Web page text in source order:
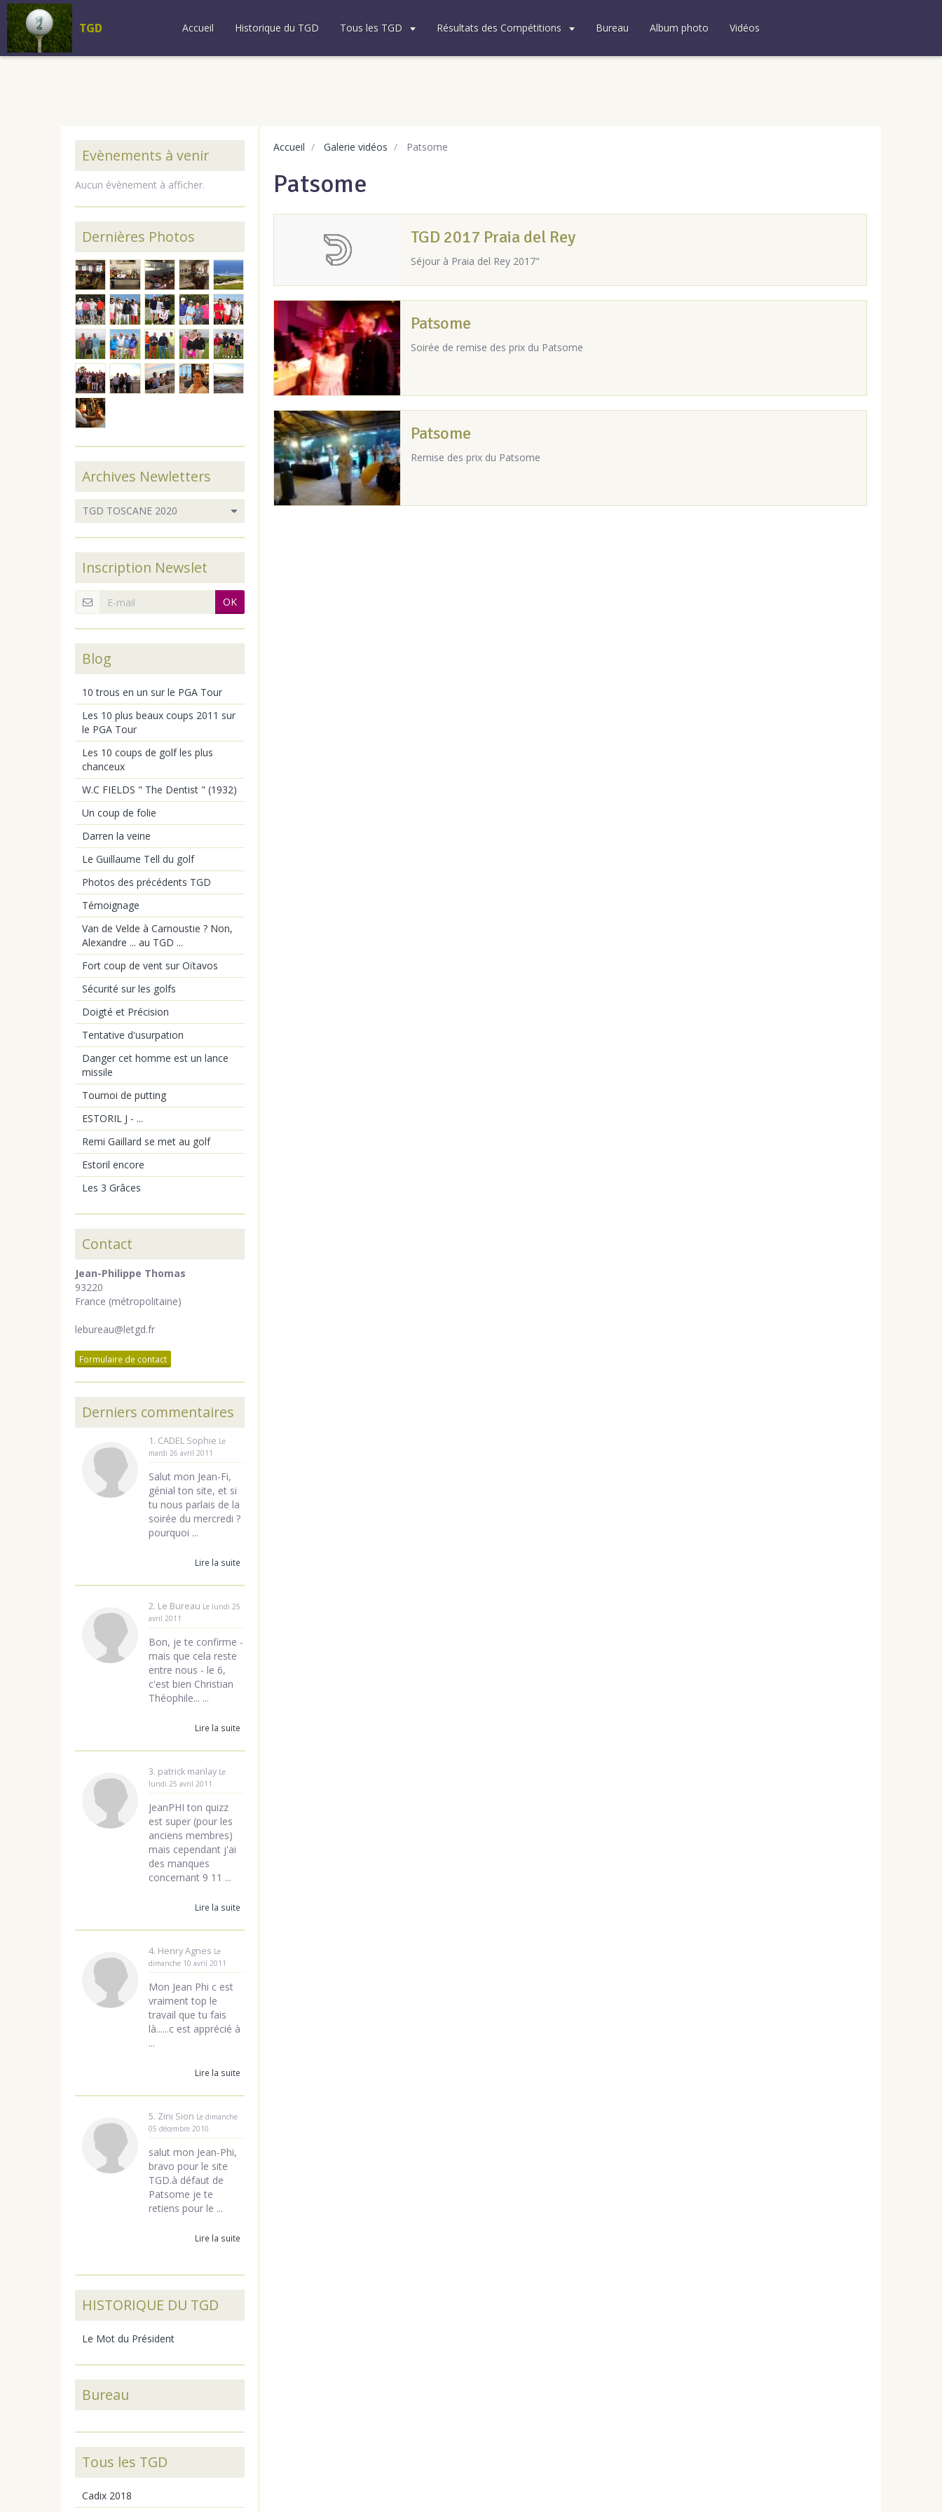
TGD Accueil Historique du TGD Tous les TGD Résultats des Compétitions Bureau Album photo Vidéos
Accueil Galerie vidéos Patsome
Patsome
TGD 2017 Praia del Rey
Séjour à Praia del Rey 2017"
Patsome
Soirée de remise des prix du Patsome
Patsome
Remise des prix du Patsome
Evènements à venir
Aucun évènement à afficher.
Dernières Photos
Archives Newletters
Inscription Newslet
OK
Blog
10 trous en un sur le PGA Tour
Les 10 plus beaux coups 2011 sur
le PGA Tour
Les 10 coups de golf les plus
chanceux
W.C FIELDS " The Dentist " (1932)
Un coup de folie
Darren la veine
Le Guillaume Tell du golf
Photos des précédents TGD
Témoignage
Van de Velde à Carnoustie ? Non,
Alexandre ... au TGD ...
Fort coup de vent sur Oïtavos
Sécurité sur les golfs
Doigté et Précision
Tentative d'usurpation
Danger cet homme est un lance
missile
Tournoi de putting
ESTORIL J - ...
Remi Gaillard se met au golf
Estoril encore
Les 3 Grâces
Contact
Jean-Philippe Thomas
93220
France (métropolitaine)
lebureau@letgd.fr
Formulaire de contact
Derniers commentaires
1. CADEL Sophie Le
mardi 26 avril 2011
Salut mon Jean-Fi,
génial ton site, et si
tu nous parlais de la
soirée du mercredi ?
pourquoi ...
Lire la suite
2. Le Bureau Le lundi 25
avril 2011
Bon, je te confirme -
mais que cela reste
entre nous - le 6,
c'est bien Christian
Théophile... ...
Lire la suite
3. patrick manlay Le
lundi 25 avril 2011
JeanPHI ton quizz
est super (pour les
anciens membres)
mais cependant j'ai
des manques
concernant 9 11 ...
Lire la suite
4. Henry Agnes Le
dimanche 10 avril 2011
Mon Jean Phi c est
vraiment top le
travail que tu fais
là......c est apprécié à
...
Lire la suite
5. Zini Sion Le dimanche
05 décembre 2010
salut mon Jean-Phi,
bravo pour le site
TGD.à défaut de
Patsome je te
retiens pour le ...
Lire la suite
HISTORIQUE DU TGD
Le Mot du Président
Bureau
Tous les TGD
Cadix 2018